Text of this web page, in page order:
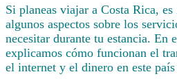
Si planeas viajar a Costa Rica,
algunos aspectos sobre los
necesitar durante tu estancia. En
explicamos cómo funcionan el
el internet y el dinero en este